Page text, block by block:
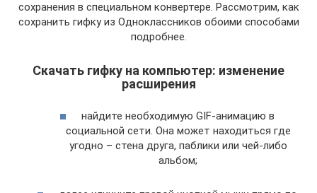
сохранения в специальном конвертере. Рассмотрим, как
сохранить гифку из Одноклассников обоими способами
подробнее.
Скачать гифку на компьютер: изменение
расширения
найдите необходимую GIF-анимацию в
социальной сети. Она может находиться где
угодно – стена друга, паблики или чей-либо
альбом;